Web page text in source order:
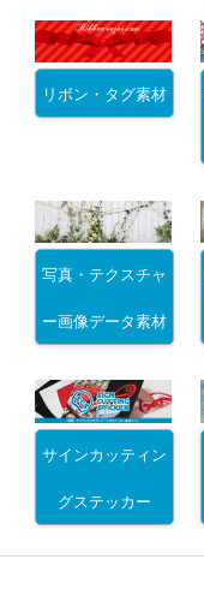
リボン・タグ素材
写真・テクスチャ
ー画像データ素材
サインカッティン
グステッカー